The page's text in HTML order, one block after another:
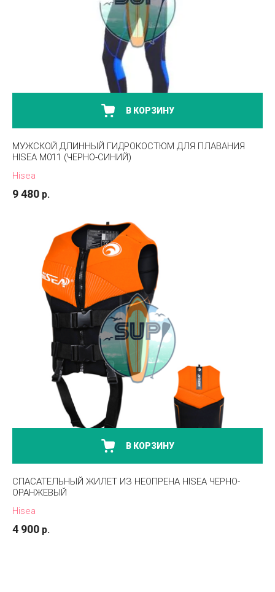
В КОРЗИНУ
МУЖСКОЙ ДЛИННЫЙ ГИДРОКОСТЮМ ДЛЯ ПЛАВАНИЯ
HISEA M011 (ЧЕРНО-СИНИЙ)
Hisea
9 480 р.
В КОРЗИНУ
СПАСАТЕЛЬНЫЙ ЖИЛЕТ ИЗ НЕОПРЕНА HISEA ЧЕРНО-
ОРАНЖЕВЫЙ
Hisea
4 900 р.